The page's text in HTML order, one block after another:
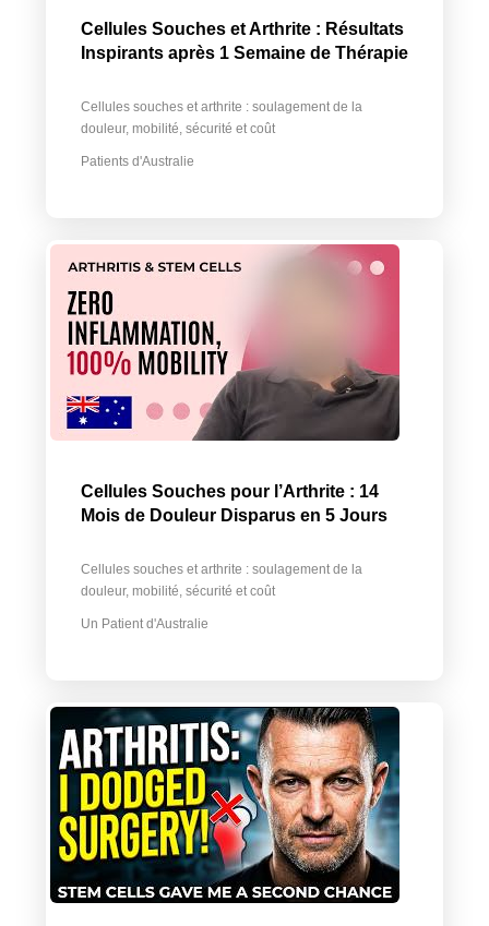
Cellules Souches et Arthrite : Résultats
Inspirants après 1 Semaine de Thérapie
Cellules souches et arthrite : soulagement de la
douleur, mobilité, sécurité et coût
Patients d'Australie
Cellules Souches pour l’Arthrite : 14
Mois de Douleur Disparus en 5 Jours
Cellules souches et arthrite : soulagement de la
douleur, mobilité, sécurité et coût
Un Patient d'Australie